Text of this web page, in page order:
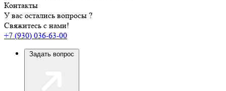
Контакты
У вас остались вопросы ?
Свяжитесь с нами!
+7 (930) 036-63-00
Задать вопрос